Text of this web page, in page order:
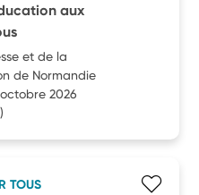
aux
et de la
de Normandie
2026
TOUS